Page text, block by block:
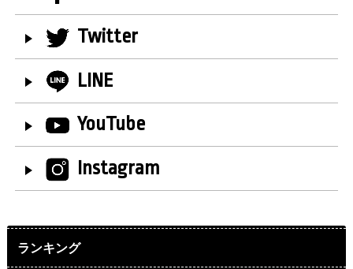
Twitter
LINE
YouTube
Instagram
ランキング